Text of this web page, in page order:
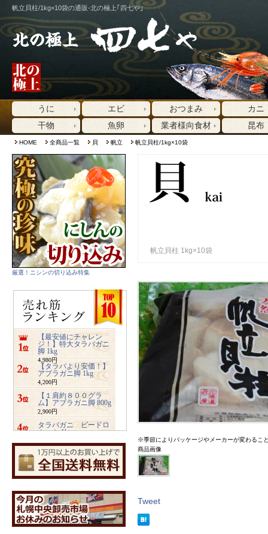
帆立貝柱/1kg×10袋の通販-北の極上｢四七や｣
うに エビ おつまみ
カニ
干物
魚卵 業者様向食材 昆布
HOME 全商品一覧 貝 帆立 帆立貝柱/1kg×10袋
帆立貝柱 1kg×10袋
※季節によりパッケージやメーカーが変わるこ
商品画像
Tweet
厳選！ニシンの切り込み特集
【最安値にチャレン
ジ！】特大タラバガニ
脚 1kg
4,980円
【タラバより安価！】
アブラガニ脚 1kg
4,200円
【１肩約８００グラ
ム】アブラガニ脚 800g
2,900円
タラバガニ ビードロ
カット 1kg
ズワイガニ ビードロ
カット 1kg
3,400円
り】みちのく松前
4,800円
【特大2キロ入り】業務
用ホッキ貝サラダ
4,900円